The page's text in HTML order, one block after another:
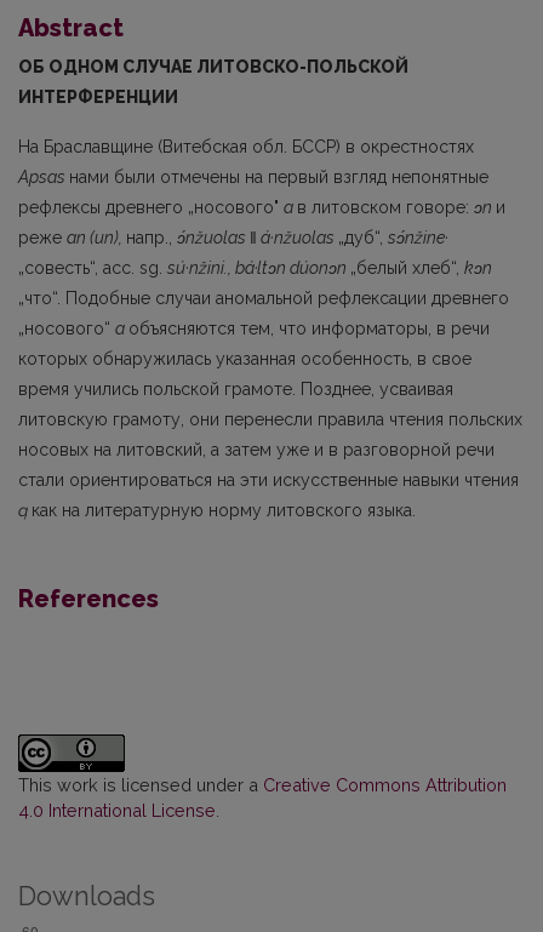
Abstract
ОБ ОДНОМ СЛУЧАЕ ЛИТОВСКО-ПОЛЬСКОЙ
ИНТЕРФЕРЕНЦИИ
На Браславщине (Витебская обл. БССР) в окрестностях
Apsas нами были отмечены на первый взгляд непонятные
рефлексы древнего „носового" a в литовском говоре: ɔn и
реже an (un), напр., ɔ́nžuolas ‖ á·nžuolas „дуб“, sɔ́nžine·
„совесть“, асc. sg. sú·nžini., bá·ltɔn dúonɔn „белый хлеб“, kɔn
„что“. Подобные случаи аномальной рефлексации древнего
„но­сового“ a объясняются тем, что информаторы, в речи
которых обнаружилась указанная особенность, в свое
время учились польской грамоте. Позднее, усваивая
литовскую грамо­ту, они перенесли правила чтения польских
носовых на литовский, а затем уже и в разго­ворной речи
стали ориентироваться на эти искусственные навыки чтения
ą как на литера­турную норму литовского языка.
References
This work is licensed under a Creative Commons Attribution
4.0 International License
Downloads